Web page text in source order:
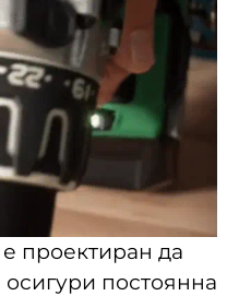
проектиран да
постоянна